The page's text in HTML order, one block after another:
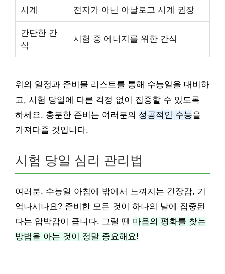
시계 전자가 아닌 아날로그 시계 권장
간단한 간
식
시험 중 에너지를 위한 간식
위의 일정과 준비물 리스트를 통해 수능일을 대비하
고, 시험 당일에 다른 걱정 없이 집중할 수 있도록
하세요. 충분한 준비는 여러분의 성공적인 수능을
가져다줄 것입니다.
시험 당일 심리 관리법
여러분, 수능일 아침에 밖에서 느껴지는 긴장감, 기
억나시나요? 준비한 모든 것이 하나의 날에 집중된
다는 압박감이 큽니다. 그럴 땐 마음의 평화를 찾는
방법을 아는 것이 정말 중요해요!